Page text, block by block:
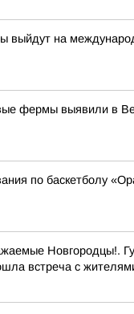
выйдут на
фермы выявили в
по баскетболу
Новгородцы!.
встреча с